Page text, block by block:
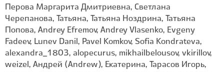
Перова Маргарита Дмитриевна, Светлана
Черепанова, Татьяна, Татьяна Ноздрина, Татьяна
Попова, Andrey Efremov, Andrey Vlasenko, Evgeny
Fadeev, Lunev Danil, Pavel Komkov, Sofia Kondrateva,
alexandra_1803, alopecurus, mikhailbelousov, vkirillov,
weizel, Андрей (Andrew), Екатерина, Тарасов Игорь,